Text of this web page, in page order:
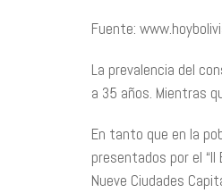
Fuente:
La prevalencia del
a 35 años. Mientras
En tanto que en la
presentados por el
Nueve Ciudades